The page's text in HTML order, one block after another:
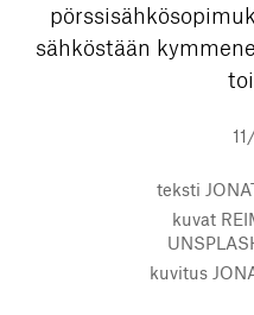
sähköstään
teksti
kuvat
kuvitus